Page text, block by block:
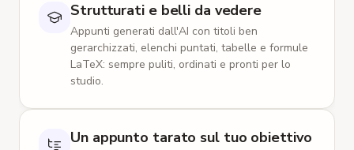
Strutturati e belli da vedere
Appunti generati dall'AI con titoli ben
gerarchizzati, elenchi puntati, tabelle e formule
LaTeX: sempre puliti, ordinati e pronti per lo
studio.
Un appunto tarato sul tuo obiettivo